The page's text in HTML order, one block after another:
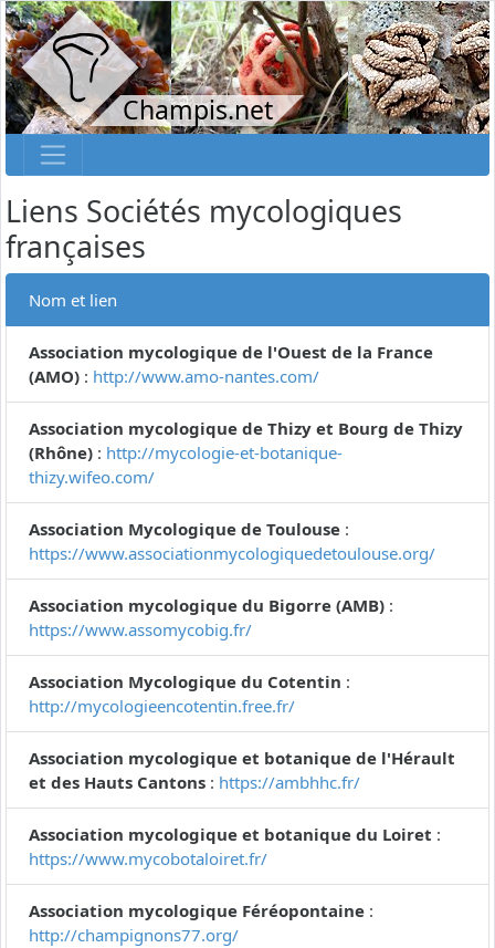
Champis.net
Liens Sociétés mycologiques
françaises
Nom et lien
Association mycologique de l'Ouest de la France
(AMO) : http://www.amo-nantes.com/
Association mycologique de Thizy et Bourg de Thizy
(Rhône) : http://mycologie-et-botanique-
thizy.wifeo.com/
Association Mycologique de Toulouse :
https://www.associationmycologiquedetoulouse.org/
Association mycologique du Bigorre (AMB) :
https://www.assomycobig.fr/
Association Mycologique du Cotentin :
http://mycologieencotentin.free.fr/
Association mycologique et botanique de l'Hérault
et des Hauts Cantons : https://ambhhc.fr/
Association mycologique et botanique du Loiret :
https://www.mycobotaloiret.fr/
Association mycologique Féréopontaine :
http://champignons77.org/